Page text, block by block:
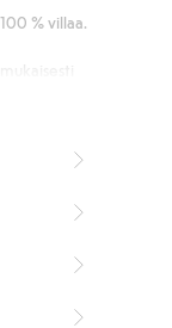
% villaa.